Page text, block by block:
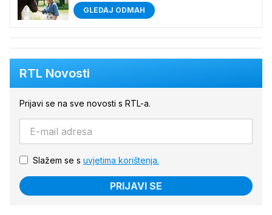
GLEDAJ ODMAH
RTL Novosti
Prijavi se na sve novosti s RTL-a.
Slažem se s uvjetima korištenja.
PRIJAVI SE